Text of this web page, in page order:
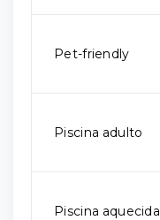
Pet-friendly
Piscina adulto
Piscina aquecida